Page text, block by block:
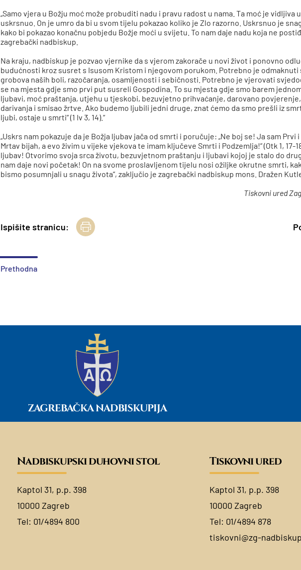
„Samo vjera u Božju moć može probuditi nadu i pravu radost u nama. Ta moć je vidljiva
uskrsnuo. On je umro da bi u svom tijelu pokazao koliko je Zlo razorno. Uskrsnuo je
kako bi pokazao konačnu pobjedu Božje moći u svijetu. To nam daje nadu koja ne
zagrebački nadbiskup.
Na kraju, nadbiskup je pozvao vjernike da s vjerom zakorače u novi život i ponovno
budućnosti kroz susret s Isusom Kristom i njegovom porukom. Potrebno je odmaknuti
grobova naših boli, razočaranja, osamljenosti i sebičnosti. Potrebno je vjerovati
se na mjesta gdje smo prvi put susreli Gospodina. To su mjesta gdje smo barem
ljubavi, moć praštanja, utjehu u tjeskobi, bezuvjetno prihvaćanje, darovano
darivanja i smisao žrtve. Ako budemo ljubili jedni druge, znat ćemo da smo prešli iz
ljubi, ostaje u smrti“ (1 Iv 3, 14).“
„Uskrs nam pokazuje da je Božja ljubav jača od smrti i poručuje: „Ne boj se! Ja sam Prvi
Mrtav bijah, a evo živim u vijeke vjekova te imam ključeve Smrti i Podzemlja!“ (Otk 1, 17-
ljubav! Otvorimo svoja srca životu, bezuvjetnom praštanju i ljubavi kojoj je stalo do
nam daje novi početak! On na svome proslavljenom tijelu nosi ožiljke okrutne smrti,
bismo posumnjali u snagu života“, zaključio je zagrebački nadbiskup mons. Dražen
Tiskovni ured
Ispišite stranicu:
Prethodna
ZAGREBAČKA NADBISKUPIJA
Nadbiskupski duhovni stol
Kaptol 31, p.p. 398
10000 Zagreb
Tel: 01/4894 800
Tiskovni ured
Kaptol 31, p.p. 398
10000 Zagreb
Tel: 01/4894 878
tiskovni@zg-